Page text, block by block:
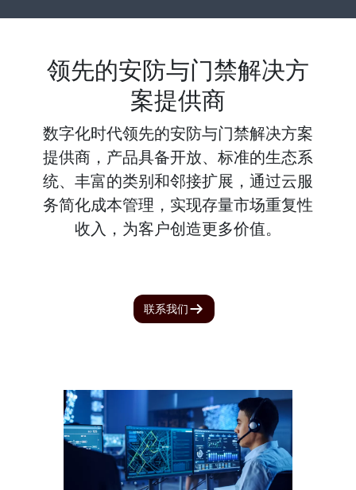
领先的安防与门禁解决方
案提供商
数字化时代领先的安防与门禁解决方案
提供商，产品具备开放、标准的生态系
统、丰富的类别和邻接扩展，通过云服
务简化成本管理，实现存量市场重复性
收入，为客户创造更多价值。
联系我们